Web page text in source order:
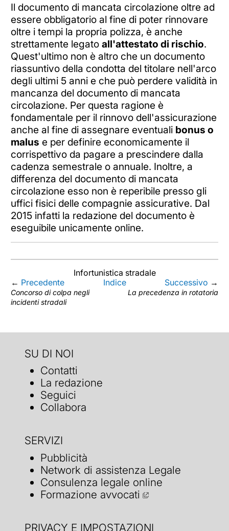
Il documento di mancata circolazione oltre ad
essere obbligatorio al fine di poter rinnovare
oltre i tempi la propria polizza, è anche
strettamente legato all'attestato di rischio.
Quest'ultimo non è altro che un documento
riassuntivo della condotta del titolare nell'arco
degli ultimi 5 anni e che può perdere validità in
mancanza del documento di mancata
circolazione. Per questa ragione è
fondamentale per il rinnovo dell'assicurazione
anche al fine di assegnare eventuali bonus o
malus e per definire economicamente il
corrispettivo da pagare a prescindere dalla
cadenza semestrale o annuale. Inoltre, a
differenza del documento di mancata
circolazione esso non è reperibile presso gli
uffici fisici delle compagnie assicurative. Dal
2015 infatti la redazione del documento è
eseguibile unicamente online.
Infortunistica stradale
← Precedente
Concorso di colpa negli
incidenti stradali
Indice Successivo →
La precedenza in rotatoria
SU DI NOI
Contatti
La redazione
Seguici
Collabora
SERVIZI
Pubblicità
Network di assistenza Legale
Consulenza legale online
Formazione avvocati
PRIVACY E IMPOSTAZIONI